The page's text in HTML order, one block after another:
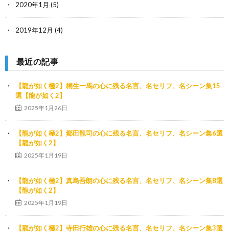
2020年1月 (5)
2019年12月 (4)
最近の記事
【龍が如く極2】桐生一馬の心に残る名言、名セリフ、名シーン集15
選【龍が如く2】
2025年1月26日
【龍が如く極2】郷田龍司の心に残る名言、名セリフ、名シーン集6選
【龍が如く2】
2025年1月19日
【龍が如く極2】真島吾朗の心に残る名言、名セリフ、名シーン集8選
【龍が如く2】
2025年1月19日
【龍が如く極2】寺田行雄の心に残る名言、名セリフ、名シーン集3選